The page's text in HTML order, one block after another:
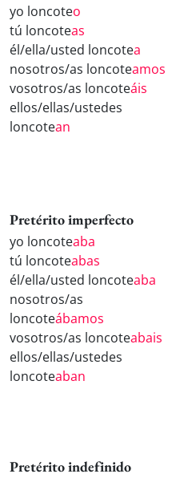
yo loncoteo
tú loncoteas
él/ella/usted loncotea
nosotros/as loncoteamos
vosotros/as loncoteáis
ellos/ellas/ustedes
loncotean
Pretérito imperfecto
yo loncoteaba
tú loncoteabas
él/ella/usted loncoteaba
nosotros/as
loncoteábamos
vosotros/as loncoteabais
ellos/ellas/ustedes
loncoteaban
Pretérito indefinido